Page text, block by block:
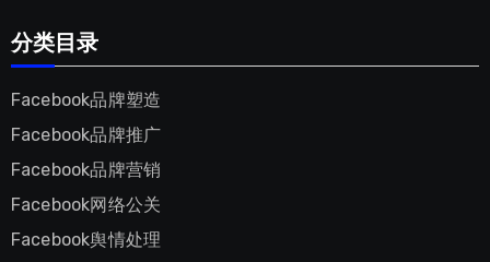
分类目录
Facebook品牌塑造
Facebook品牌推广
Facebook品牌营销
Facebook网络公关
Facebook舆情处理